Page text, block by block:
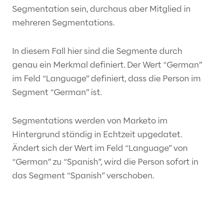
Segmentation sein, durchaus aber Mitglied in
mehreren Segmentations.
In diesem Fall hier sind die Segmente durch
genau ein Merkmal definiert. Der Wert “German”
im Feld “Language” definiert, dass die Person im
Segment “German” ist.
Segmentations werden von Marketo im
Hintergrund ständig in Echtzeit upgedatet.
Ändert sich der Wert im Feld “Language” von
“German” zu “Spanish”, wird die Person sofort in
das Segment “Spanish” verschoben.